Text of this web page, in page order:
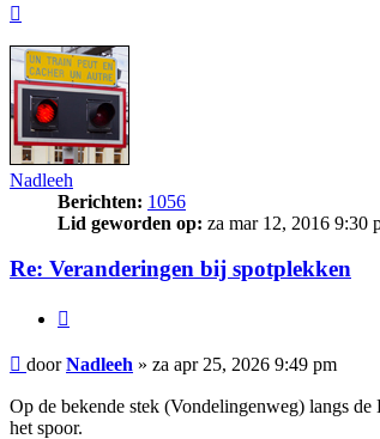
Nadleeh
Berichten: 1056
Lid geworden op: za mar 12, 2016 9:30
Re: Veranderingen bij spotplekken
Bericht
doorNadleeh » za apr 25, 2026 9:49 pm
Op de bekende stek (Vondelingenweg) langs
het spoor.